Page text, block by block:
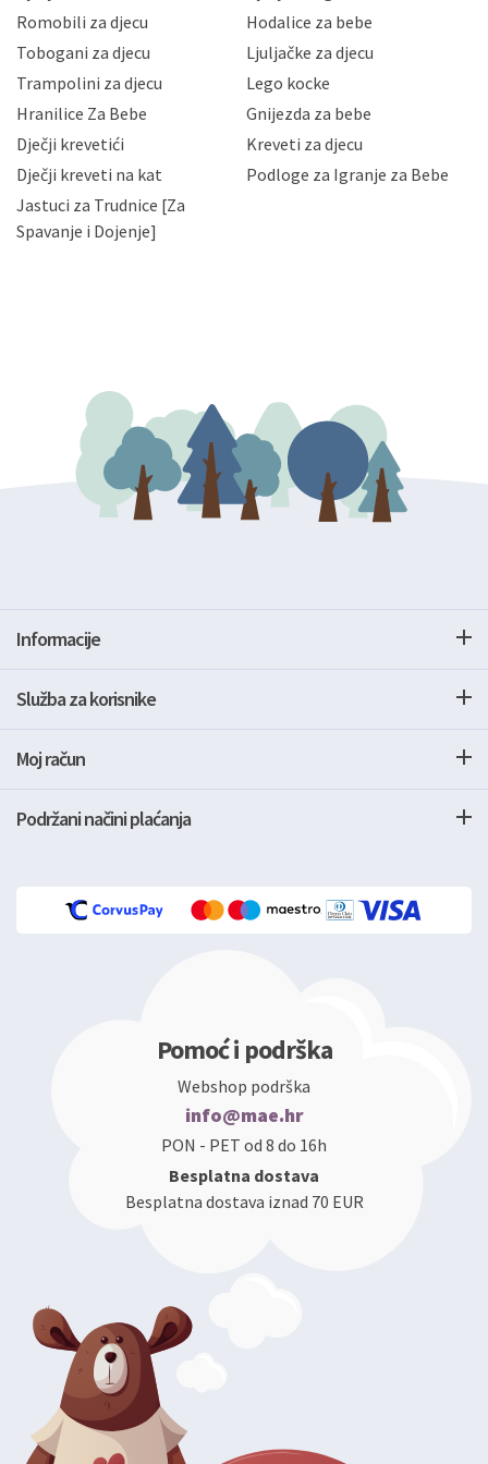
korisnika i posjetitelja web stranica, čuva povjerljivost
Vaših osobnih podataka te omogućava pristup i
priopćavanje osobnih podataka samo onim svojim
zaposlenicima kojima su isti potrebni radi provedbe
slučajevima koji su dozvoljeni zakonima. Napominjemo
da možete u svako doba, u potpunosti ili djelomice,
zatražiti prestanak aktivnosti obrade Vaših osobnih
podataka. Opoziv privole možete podnijeti poštom na
gore navedenu adresu ili e-mailom na adresu:
Romobili za djecu
Hodalice za bebe
Tobogani za djecu
Ljuljačke za djecu
Trampolini za djecu
Lego kocke
Hranilice Za Bebe
Gnijezda za bebe
Dječji krevetići
Kreveti za djecu
Dječji kreveti na kat
Podloge za Igranje za Bebe
Jastuci za Trudnice [Za
Spavanje i Dojenje]
Informacije
Služba za korisnike
Moj račun
Podržani načini plaćanja
Pomoć i podrška
Webshop podrška
info@mae.hr
PON - PET od 8 do 16h
Besplatna dostava
Besplatna dostava iznad 70 EUR